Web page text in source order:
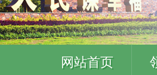
网站首页